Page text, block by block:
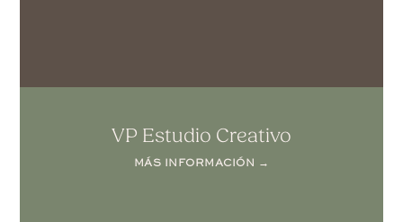
VP Estudio Creativo
MÁS INFORMACIÓN →